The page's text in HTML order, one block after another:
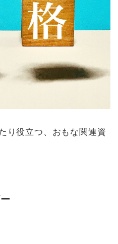
り役立つ、おもな関連資